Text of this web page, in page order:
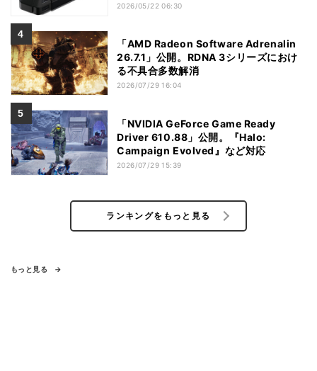
2026/05/22 06:30
「AMD Radeon Software Adrenalin
26.7.1」公開。RDNA 3シリーズにおけ
る不具合多数解消
2026/07/29 16:04
「NVIDIA GeForce Game Ready
Driver 610.88」公開。『Halo:
Campaign Evolved』など対応
2026/07/29 15:39
ランキングをもっと見る
もっと見る